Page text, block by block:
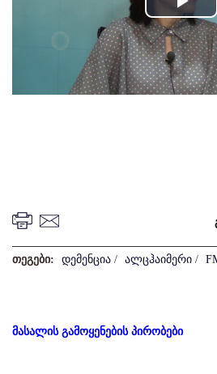
თეგები: დემენცია / ალცჰაიმერი /
მასალის გამოყენების პირობები